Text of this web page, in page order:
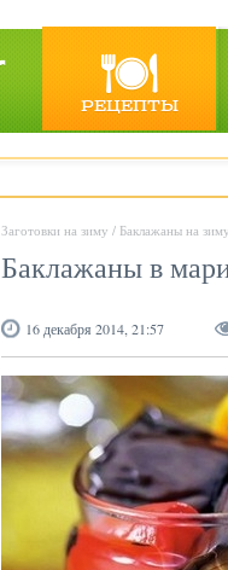
РЕЦЕПТЫ
Заготовки на зиму / Баклажаны на зиму
Баклажаны в
16 декабря 2014, 21:57